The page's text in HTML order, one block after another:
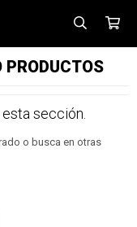
PRODUCTOS
sección.
o busca en otras